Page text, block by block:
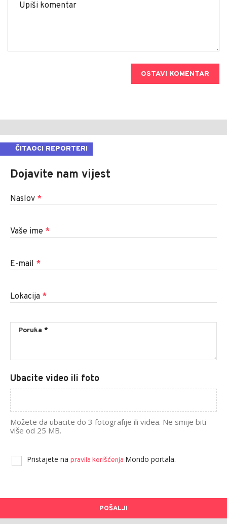
OSTAVI KOMENTAR
ČITAOCI REPORTERI
Dojavite nam vijest
Naslov *
Vaše ime *
E-mail *
Lokacija *
Ubacite video ili foto
Možete da ubacite do 3 fotografije ili videa. Ne smije biti
više od 25 MB.
Pristajete na pravila korišćenja Mondo portala.
POŠALJI